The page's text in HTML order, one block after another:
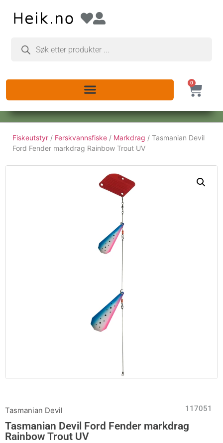
0
Fiskeutstyr / Ferskvannsfiske / Markdrag / Tasmanian Devil
Ford Fender markdrag Rainbow Trout UV
Tasmanian Devil 117051
Tasmanian Devil Ford Fender markdrag
Rainbow Trout UV